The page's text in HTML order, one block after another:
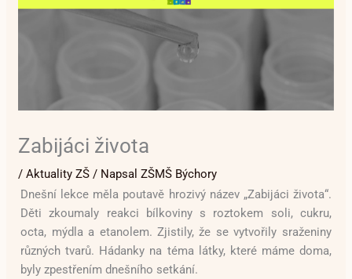
Zabijáci života
/Aktuality ZŠ / NapsalZŠMŠ Býchory
Dnešní lekce měla poutavě hrozivý název „Zabijáci života“.
Děti zkoumaly reakci bílkoviny s roztokem soli, cukru,
octa, mýdla a etanolem. Zjistily, že se vytvořily sraženiny
různých tvarů. Hádanky na téma látky, které máme doma,
byly zpestřením dnešního setkání.